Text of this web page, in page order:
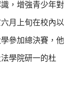
，增強青少年對
月上旬在校內以
參加總決賽，他
學院研一的杜